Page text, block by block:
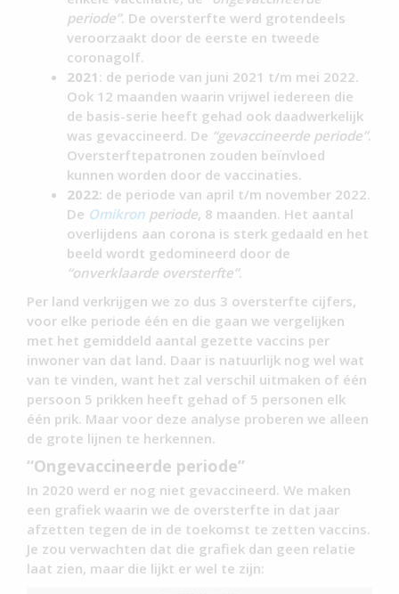
periode”. De oversterfte werd grotendeels
veroorzaakt door de eerste en tweede
coronagolf.
2021 : de periode van juni 2021 t/m mei 2022.
Ook 12 maanden waarin vrijwel iedereen die
de basis-serie heeft gehad ook daadwerkelijk
was gevaccineerd. De “gevaccineerde periode”.
Oversterftepatronen zouden beïnvloed
kunnen worden door de vaccinaties.
2022: de periode van april t/m november 2022.
De Omikron periode, 8 maanden. Het aantal
overlijdens aan corona is sterk gedaald en het
beeld wordt gedomineerd door de
“onverklaarde oversterfte”.
Per land verkrijgen we zo dus 3 oversterfte cijfers,
voor elke periode één en die gaan we vergelijken
met het gemiddeld aantal gezette vaccins per
inwoner van dat land. Daar is natuurlijk nog wel wat
van te vinden, want het zal verschil uitmaken of één
persoon 5 prikken heeft gehad of 5 personen elk
één prik. Maar voor deze analyse proberen we alleen
de grote lijnen te herkennen.
“Ongevaccineerde periode”
In 2020 werd er nog niet gevaccineerd. We maken
een grafiek waarin we de oversterfte in dat jaar
afzetten tegen de in de toekomst te zetten vaccins.
Je zou verwachten dat die grafiek dan geen relatie
laat zien, maar die lijkt er wel te zijn: